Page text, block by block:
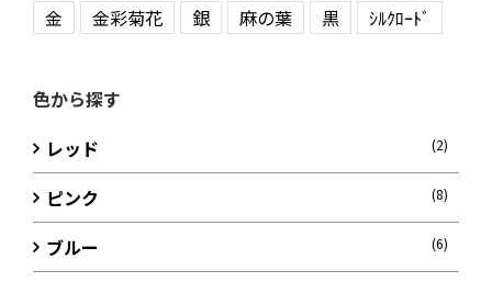
金
金彩菊花 銀 麻の葉 黒 ｼﾙｸﾛｰﾄﾞ
色から探す
レッド
(2)
ピンク (8)
ブルー (6)